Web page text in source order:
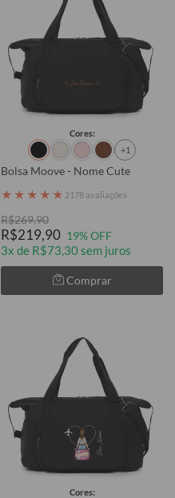
Cores:
+1
Bolsa Moove - Nome Cute
★ ★ ★ ★ ★ 2178 avaliações
R$269,90
R$219,90 19% OFF
3x de R$73,30 sem juros
Comprar
Cores: